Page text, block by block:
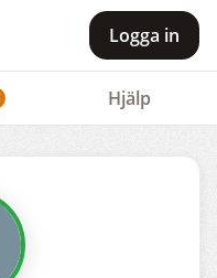
Logga in
Hjälp